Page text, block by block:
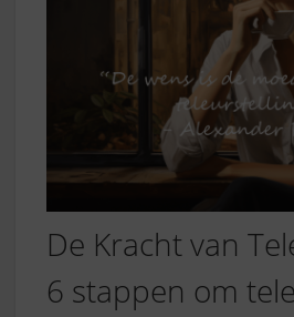
De Kracht van
6 stappen om